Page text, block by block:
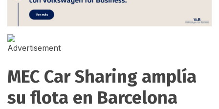
MEC Car Sharing amplía
su flota en Barcelona